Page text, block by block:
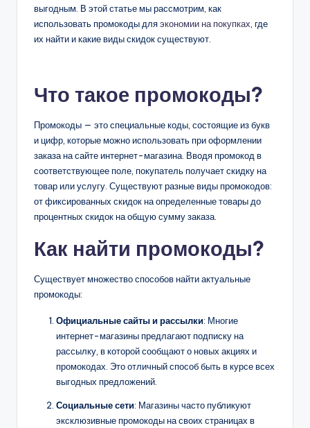
выгодным. В этой статье мы рассмотрим, как
использовать промокоды дляэкономии на покупках, где
их найти и какие виды скидок существуют.
Что такое промокоды?
Промокоды — это специальные коды, состоящие из букв
и цифр, которые можно использовать при оформлении
заказа на сайте интернет-магазина. Вводя промокод в
соответствующее поле, покупатель получает скидку на
товар или услугу. Существуют разные виды промокодов:
от фиксированных скидок на определенные товары до
процентных скидок на общую сумму заказа.
Как найти промокоды?
Существует множество способов найти актуальные
промокоды:
Официальные сайты и рассылки: Многие
интернет-магазины предлагают подписку на
рассылку, в которой сообщают о новых акциях и
промокодах. Это отличный способ быть в курсе всех
выгодных предложений.
Социальные сети: Магазины часто публикуют
эксклюзивные промокоды на своих страницах в